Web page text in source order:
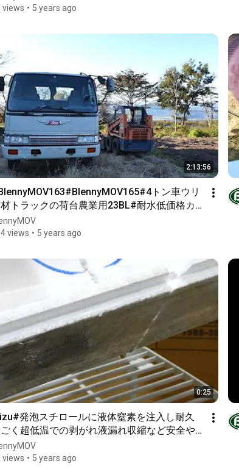
GM1508FRPクロスは3th
views
5 years ago
2:13:56
トン車ウリ
トラックの荷台農業用23BL#耐水低価格カ
ム#鬼目ナットとコンパネ接合組み立て車体
錆止め金属部品GM6815接着
views
5 years ago
0:25
発泡スチロールに液体窒素を注入し耐久
く超低温での剥がれ液漏れ収縮など安全や
発生の有無を検証したGM6815エポキシは剛
耐衝撃のポリマーで更に積層方法やコーテ
views
5 years ago